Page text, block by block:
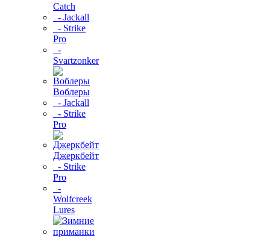
Catch
- Jackall
- Strike
Pro
-
Svartzonker
Воблеры
- Jackall
- Strike
Pro
Джеркбейт
- Strike
Pro
-
Wolfcreek
Lures